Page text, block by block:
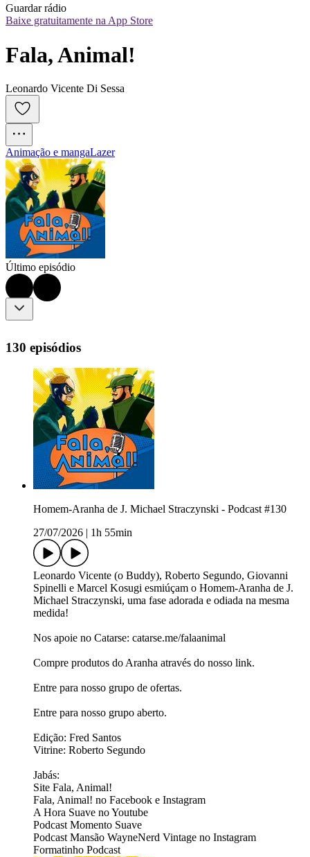
Guardar rádio
Baixe gratuitamente na App Store
Fala, Animal!
Leonardo Vicente Di Sessa
Animação e mangaLazer
Último episódio
130 episódios
Homem-Aranha de J. Michael Straczynski - Podcast #130
27/07/2026
1h 55min
Leonardo Vicente (o Buddy), Roberto Segundo, Giovanni
Spinelli e Marcel Kosugi esmiúçam o Homem-Aranha de J.
Michael Straczynski, uma fase adorada e odiada na mesma
medida!
Nos apoie no Catarse: ⁠⁠⁠⁠⁠⁠⁠⁠⁠⁠⁠⁠⁠⁠⁠⁠catarse.me/falaanimal⁠⁠⁠⁠⁠⁠⁠⁠⁠
Compre produtos do Aranha⁠ através do nosso link.⁠
⁠Entre para nosso grupo de ofertas.⁠⁠⁠⁠⁠⁠⁠
⁠⁠⁠Entre para nosso grupo aberto.⁠⁠⁠
Edição: Fred Santos
Vitrine: Roberto Segundo
Jabás:
Site ⁠⁠⁠⁠⁠⁠⁠⁠⁠⁠⁠⁠⁠⁠⁠⁠⁠⁠⁠⁠⁠⁠⁠⁠⁠⁠⁠⁠⁠⁠⁠Fala, Animal!⁠⁠⁠⁠⁠⁠⁠⁠⁠⁠⁠⁠⁠⁠⁠⁠⁠⁠⁠⁠⁠⁠⁠⁠⁠⁠⁠⁠⁠⁠⁠
Fala, Animal! no ⁠⁠⁠⁠⁠⁠⁠⁠⁠⁠⁠⁠⁠⁠⁠⁠⁠⁠⁠⁠⁠⁠⁠⁠⁠⁠⁠⁠⁠⁠⁠Facebook⁠⁠⁠⁠⁠⁠⁠⁠⁠⁠⁠⁠⁠⁠⁠⁠⁠⁠⁠⁠⁠⁠⁠⁠⁠⁠⁠⁠⁠⁠⁠ e ⁠⁠⁠⁠⁠⁠⁠⁠⁠⁠⁠⁠⁠⁠⁠⁠⁠⁠⁠⁠⁠⁠⁠⁠⁠⁠⁠⁠⁠⁠⁠Instagram ⁠⁠⁠⁠⁠⁠⁠⁠⁠⁠⁠⁠⁠⁠⁠⁠⁠⁠⁠⁠⁠⁠⁠⁠⁠⁠⁠⁠⁠⁠⁠
A Hora Suave no ⁠⁠⁠⁠⁠⁠⁠⁠⁠⁠⁠⁠⁠⁠⁠⁠⁠⁠⁠⁠⁠⁠⁠⁠⁠⁠⁠⁠⁠⁠⁠Youtube⁠⁠⁠⁠⁠⁠⁠⁠⁠⁠⁠⁠⁠⁠⁠⁠⁠⁠⁠⁠⁠⁠⁠⁠⁠⁠⁠⁠⁠⁠⁠
Podcast ⁠⁠⁠⁠⁠⁠⁠⁠⁠⁠⁠⁠⁠⁠⁠⁠⁠⁠⁠⁠⁠⁠⁠⁠⁠Momento Suave⁠⁠⁠⁠⁠⁠⁠⁠⁠⁠⁠⁠⁠⁠⁠⁠⁠⁠⁠
Podcast ⁠⁠⁠⁠⁠⁠⁠⁠⁠⁠⁠⁠⁠⁠⁠⁠⁠⁠⁠⁠⁠⁠⁠⁠⁠⁠⁠⁠⁠⁠⁠⁠Mansão Wayne⁠⁠⁠⁠⁠⁠⁠⁠⁠⁠⁠⁠Nerd Vintage no ⁠⁠⁠⁠⁠⁠⁠⁠⁠⁠⁠⁠⁠⁠⁠⁠Instagram⁠⁠⁠⁠
Formatinho Podcast⁠⁠⁠